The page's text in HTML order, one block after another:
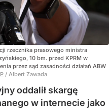
rzecznika prasowego ministra
10 bm. przed KPRM w
przez sąd zasadności działań ABW
/ Albert Zawada
oddalił skargę
w internecie jako